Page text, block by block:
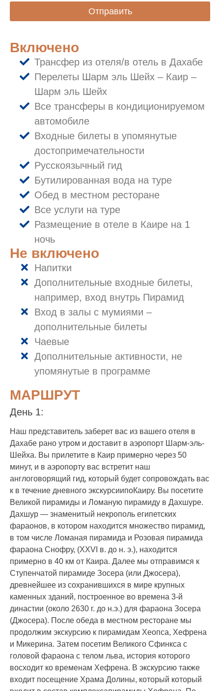
Отправить
Включено
Трансфер из отеля/в отель в Дахабе
Перелеты Шарм эль Шейх – Каир –
Шарм эль Шейх
Все трансферы в кондиционируемом
автомобиле
Входные билеты в упомянутые
достопримечательности
Русскоязычный гид
Бутилированная вода на туре
Обед в местном ресторане
Все услуги на туре
Размещение в отеле в Каире на 1
ночь
Не включено
Напитки
Дополнительные входные билеты,
например, вход внутрь Пирамид
Вход в залы с мумиями –
дополнительные билеты
Чаевые
Дополнительные активности, не
упомянутые в программе
МАРШРУТ
День 1:
Наш представитель заберет вас из вашего отеля в
Дахабе рано утром и доставит в аэропорт Шарм-эль-
Шейха. Вы прилетите в Каир примерно через 50
минут, и в аэропорту вас встретит наш
англоговорящий гид, который будет сопровождать вас
к в течение дневного экскурсиипоКаиру. Вы посетите
Великой пирамиды и Ломаную пирамиду в Дахшуре.
Дахшур — знаменитый некрополь египетских
фараонов, в котором находится множество пирамид,
в том числе Ломаная пирамида и Розовая пирамида
фараона Снофру, (XXVI в. до н. э.), находится
примерно в 40 км от Каира. Далее мы отправимся к
Ступенчатой пирамиде Зосера (или Джосера),
древнейшее из сохранившихся в мире крупных
каменных зданий, построенное во времена 3-й
династии (около 2630 г. до н.э.) для фараона Зосера
(Джосера). После обеда в местном ресторане мы
продолжим экскурсию к пирамидам Хеопса, Хефрена
и Микерина. Затем посетим Великого Сфинкса с
головой фараона с телом льва, история которого
восходит ко временам Хефрена. В экскурсию также
входит посещение Храма Долины, который который